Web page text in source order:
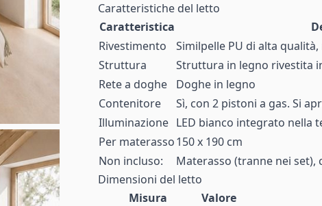
Caratteristiche del letto
Caratteristica
Rivestimento
Similpelle PU di alta
Struttura
Struttura in legno rivestita
Rete a doghe
Doghe in legno
Contenitore
Sì, con 2 pistoni a gas. Si
Illuminazione LED bianco integrato
Per materasso150 x 190 cm
Non incluso:
Materasso (tranne nei set),
Dimensioni del letto
Misura
Valore